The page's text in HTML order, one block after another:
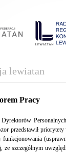
lewiatan
Pracy
przedstawił
szczególnym